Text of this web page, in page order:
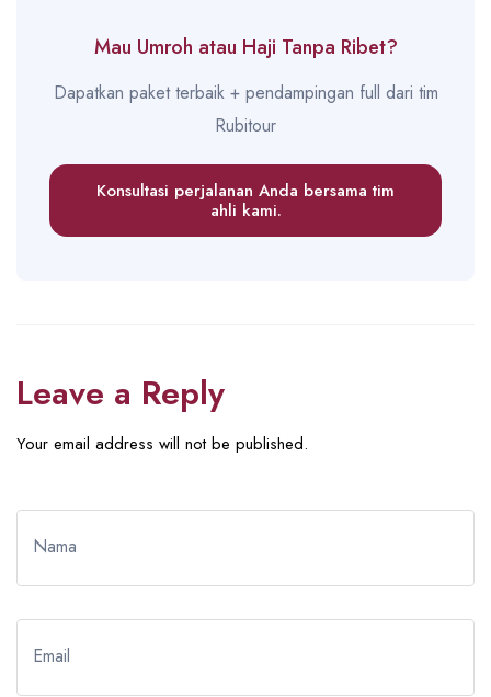
Mau Umroh atau Haji Tanpa Ribet?
Dapatkan paket terbaik + pendampingan full dari tim
Rubitour
Konsultasi perjalanan Anda bersama tim
ahli kami.
Leave a Reply
Your email address will not be published.
Nama
Email